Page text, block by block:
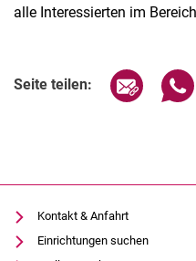
alle Interessierten im
Seite teilen: Seite
Kontakt & Anfahrt
Einrichtungen suchen